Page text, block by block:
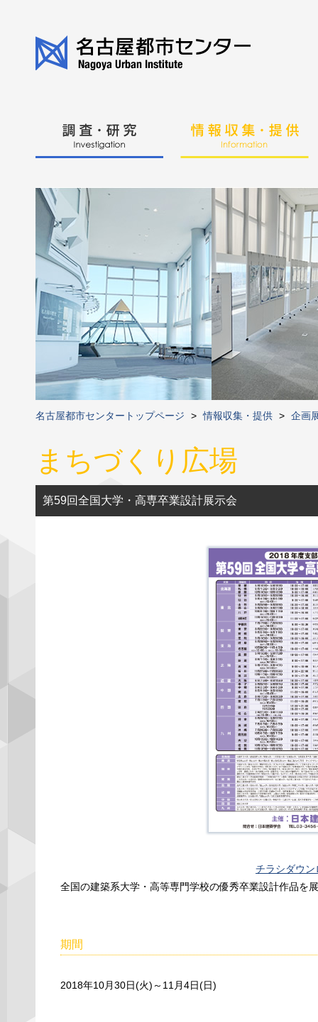
名古屋都市センタートップページ > 情報収集・提供 > 企画
まちづくり広場
第59回全国大学・高専卒業設計展示会
チラシダウン
全国の建築系大学・高等専門学校の優秀卒業設計作品を
期間
2018年10月30日(火)～11月4日(日)